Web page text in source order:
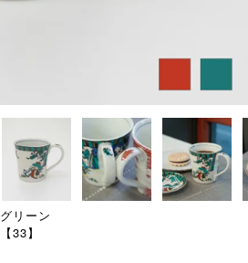
グリーン
【33】